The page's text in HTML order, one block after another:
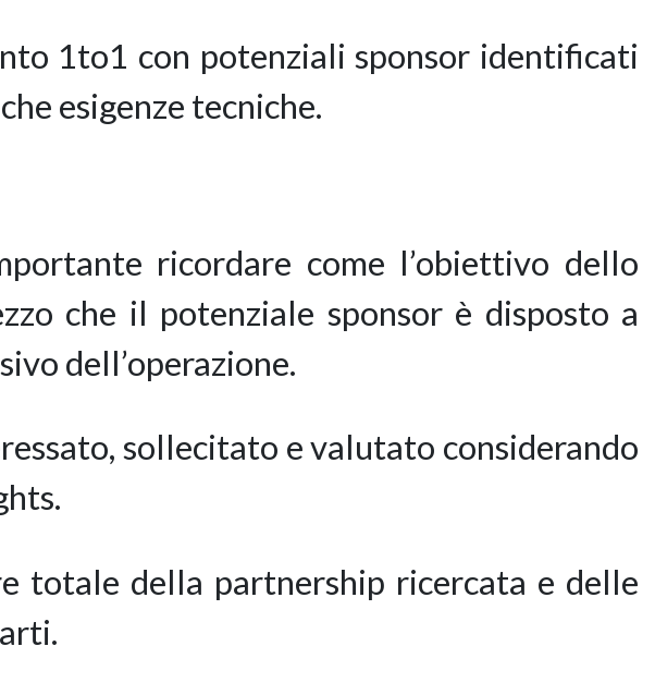
1to1 con potenziali sponsor identificati
esigenze tecniche.
ricordare come l’obiettivo dello
che il potenziale sponsor è disposto a
dell’operazione.
sollecitato e valutato considerando
totale della partnership ricercata e delle